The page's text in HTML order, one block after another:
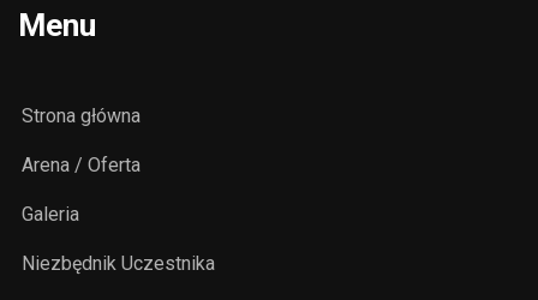
Menu
Strona główna
Arena / Oferta
Galeria
Niezbędnik Uczestnika